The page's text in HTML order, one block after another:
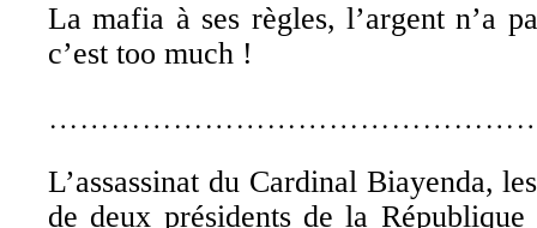
La mafia à ses règles, l’argent n’a
c’est too much !
L’assassinat du Cardinal Biayenda,
de deux présidents de la